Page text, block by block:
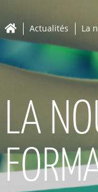
Actualités La
LA